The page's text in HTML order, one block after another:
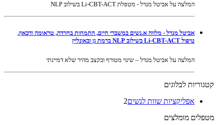
המלצה על אביטל מנדל - מטפלת Li-CBT-ACT בשילוב NLP
אביטל מנדל - מלווה א.נשים במשברי חיים, התמחות בחרדה, טראומה ודכאון.
טיפול Li-CBT-ACT בשילוב NLP ברמת גן ובאונליין
המלצה על אביטל מנדל – שינוי מטורף ובקצב מהיר שלא דמיינתי
קטגוריות לבלוגים
אפליקציות שוות לנשים2
מטפלים מומלצים